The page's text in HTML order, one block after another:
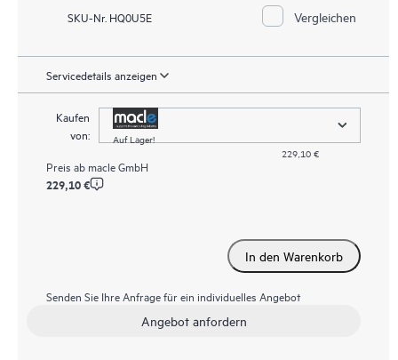
SKU-Nr. HQ0U5E Vergleichen
Servicedetails anzeigen
Kaufen
von:
Auf Lager!
229,10 €
Preis ab macle GmbH
229,10 €
In den Warenkorb
Senden Sie Ihre Anfrage für ein individuelles Angebot
Angebot anfordern